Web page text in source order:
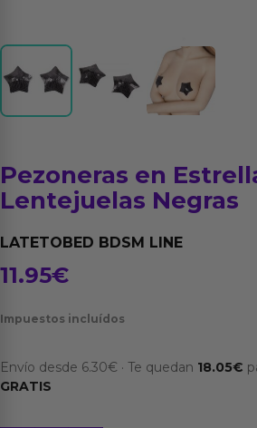
Pezoneras en
Lentejuelas Negras
LATETOBED BDSM LINE
11.95€
Impuestos incluídos
Envío desde 6.30€ · Te quedan 18.05€
GRATIS